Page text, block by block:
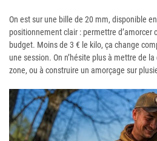
On est sur une bille de 20 mm, disponible
positionnement clair : permettre d’amorcer
budget. Moins de 3 € le kilo, ça change
une session. On n’hésite plus à mettre de
zone, ou à construire un amorçage sur